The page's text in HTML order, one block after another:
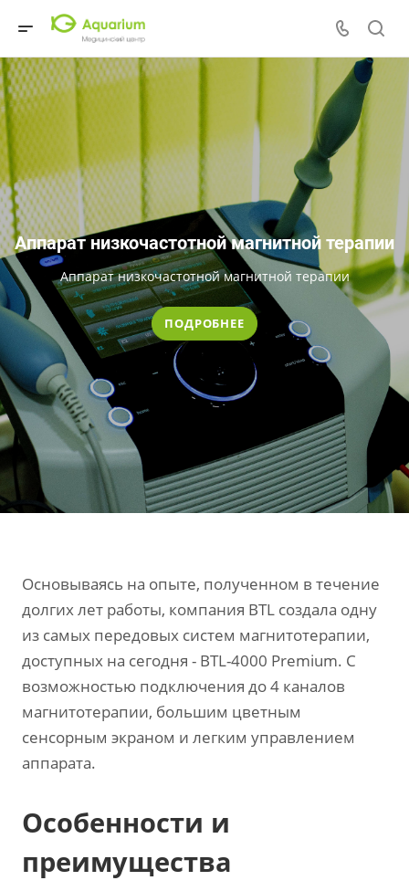
Аппарат низкочастотной магнитной терапии
Аппарат низкочастотной магнитной терапии
ПОДРОБНЕЕ
Основываясь на опыте, полученном в течение
долгих лет работы, компания BTL создала одну
из самых передовых систем магнитотерапии,
доступных на сегодня - BTL-4000 Premium. С
возможностью подключения до 4 каналов
магнитотерапии, большим цветным
сенсорным экраном и легким управлением
аппарата.
Особенности и
преимущества